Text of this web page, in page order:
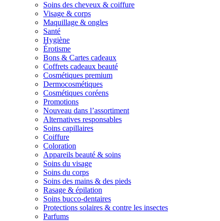
Soins des cheveux & coiffure
Visage & corps
Maquillage & ongles
Santé
Hygiène
Érotisme
Bons & Cartes cadeaux
Coffrets cadeaux beauté
Cosmétiques premium
Dermocosmétiques
Cosmétiques coréens
Promotions
Nouveau dans l’assortiment
Alternatives responsables
Soins capillaires
Coiffure
Coloration
Appareils beauté & soins
Soins du visage
Soins du corps
Soins des mains & des pieds
Rasage & épilation
Soins bucco-dentaires
Protections solaires & contre les insectes
Parfums